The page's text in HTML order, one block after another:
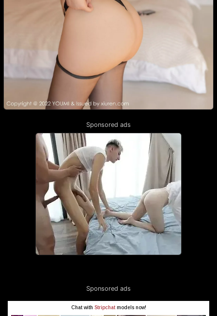
Sponsored ads
Sponsored ads